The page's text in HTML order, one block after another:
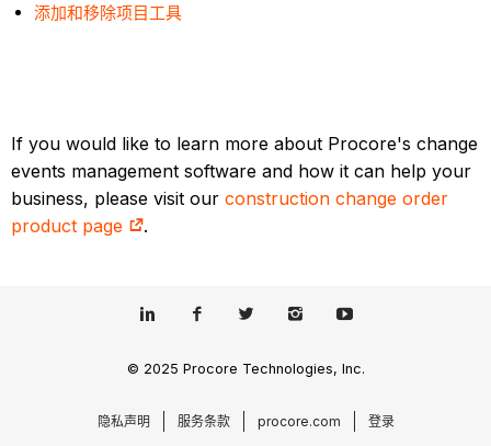
添加和移除项目工具
If you would like to learn more about Procore's change
events management software and how it can help your
business, please visit ourconstruction change order
product page
.
© 2025 Procore Technologies, Inc.
隐私声明 服务条款 procore.com 登录